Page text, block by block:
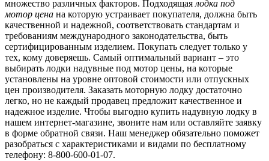
множество различных факторов. Подходящая лодка под
мотор цена на которую устраивает покупателя, должна быть
качественной и надежной, соответствовать стандартам и
требованиям международного законодательства, быть
сертифицированным изделием. Покупать следует только у
тех, кому доверяешь. Самый оптимальный вариант – это
выбирать лодки надувные под мотор цены, на которые
установлены на уровне оптовой стоимости или отпускных
цен производителя. Заказать моторную лодку достаточно
легко, но не каждый продавец предложит качественное и
надежное изделие. Чтобы выгодно купить надувную лодку в
нашем интернет-магазине, звоните нам или оставляйте заявку
в форме обратной связи. Наш менеджер обязательно поможет
разобраться с характеристиками и видами по бесплатному
телефону: 8-800-600-01-07.